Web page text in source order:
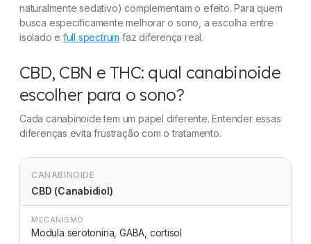
naturalmente sedativo) complementam o efeito. Para quem
busca especificamente melhorar o sono, a escolha entre
isolado e full spectrum faz diferença real.
CBD, CBN e THC: qual canabinoide
escolher para o sono?
Cada canabinoide tem um papel diferente. Entender essas
diferenças evita frustração com o tratamento.
CANABINOIDE
CBD (Canabidiol)
MECANISMO
Modula serotonina, GABA, cortisol